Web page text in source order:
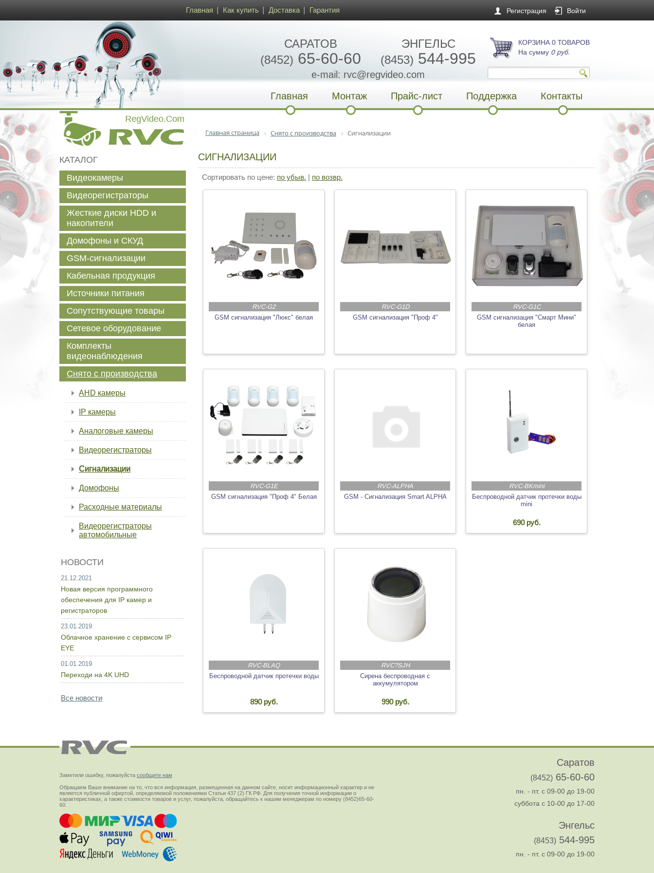
Главная Как купить Доставка Гарантия Регистрация Войти
САРАТОВ
(8452) 65-60-60
ЭНГЕЛЬС
(8453) 544-995
e-mail: rvc@regvideo.com
КОРЗИНА 0 ТОВАРОВ
На сумму 0 руб.
Главная Монтаж Прайс-лист Поддержка Контакты
Главная страница Снято с производства Сигнализации
СИГНАЛИЗАЦИИ
Сортировать по цене: по убыв. | по возвр.
RVC-G2
GSM сигнализация "Люкс" белая
RVC-G1D
GSM сигнализация "Проф 4"
RVC-G1C
GSM сигнализация "Смарт Мини"
белая
RVC-G1E
GSM сигнализация "Проф 4" Белая
RVC-ALPHA
GSM - Сигнализация Smart ALPHA
RVC-BKmini
Беспроводной датчик протечки воды
mini
690 руб.
RVC-BLAQ
Беспроводной датчик протечки воды
890 руб.
RVC?SJH
Сирена беспроводная с
аккумулятором
990 руб.
КАТАЛОГ
Видеокамеры
Видеорегистраторы
Жесткие диски HDD и
накопители
Домофоны и СКУД
GSM-сигнализации
Кабельная продукция
Источники питания
Сопутствующие товары
Сетевое оборудование
Комплекты
видеонаблюдения
Снято с производства
AHD камеры
IP камеры
Аналоговые камеры
Видеорегистраторы
Сигнализации
Домофоны
Расходные материалы
Видеорегистраторы
автомобильные
НОВОСТИ
21.12.2021
Новая версия программного
обеспечения для IP камер и
регистраторов
23.01.2019
Облачное хранение с сервисом IP
EYE
01.01.2019
Переходи на 4K UHD
Все новости
Заметили ошибку, пожалуйста сообщите нам
Обращаем Ваше внимание на то, что вся информация, размещенная на данном сайте, носит информационный характер и не
является публичной офертой, определяемой положениями Статьи 437 (2) ГК РФ. Для получения точной информации о
характеристиках, а также стоимости товаров и услуг, пожалуйста, обращайтесь к нашим менеджерам по номеру (8452)65-60-
60.
Саратов
(8452) 65-60-60
пн. - пт. с 09-00 до 19-00
суббота с 10-00 до 17-00
Энгельс
(8453) 544-995
пн. - пт. с 09-00 до 19-00